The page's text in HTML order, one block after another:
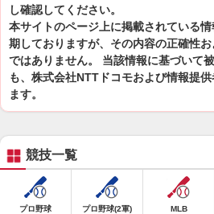
し確認してください。
本サイトのページ上に掲載されている
期しておりますが、その内容の正確性
ではありません。 当該情報に基づいて
も、株式会社NTTドコモおよび情報提
ます。
競技一覧
プロ野球 プロ野球(2軍) MLB